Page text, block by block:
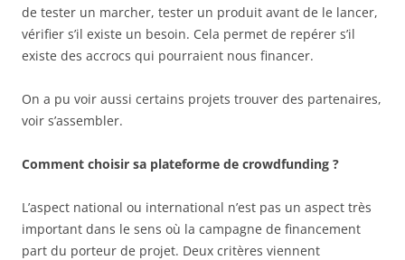
de tester un marcher, tester un produit avant de le lancer,
vérifier s’il existe un besoin. Cela permet de repérer s’il
existe des accrocs qui pourraient nous financer.
On a pu voir aussi certains projets trouver des partenaires,
voir s’assembler.
Comment choisir sa plateforme de crowdfunding ?
L’aspect national ou international n’est pas un aspect très
important dans le sens où la campagne de financement
part du porteur de projet. Deux critères viennent